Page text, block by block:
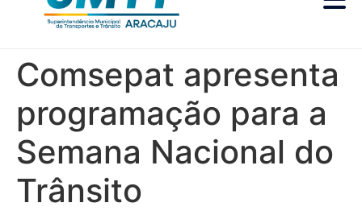
Comsepat apresenta
programação para a
Semana Nacional do
Trânsito